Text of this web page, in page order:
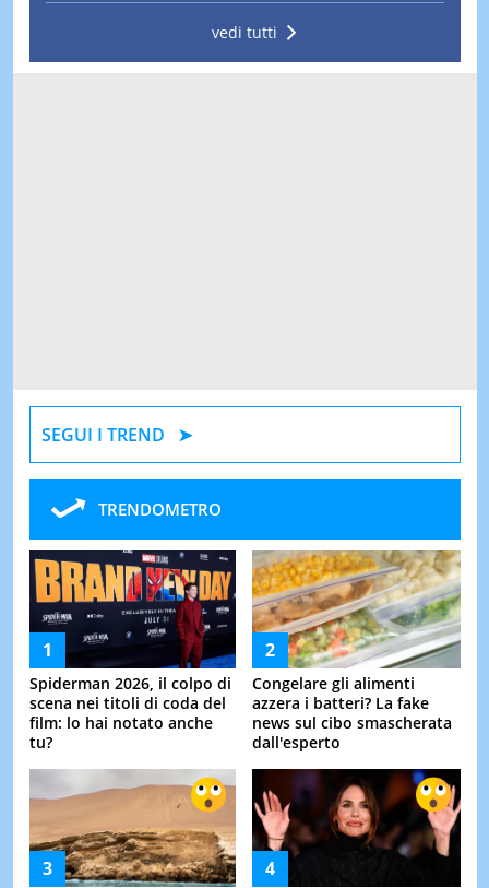
vedi tutti
SEGUI I TREND
TRENDOMETRO
Spiderman 2026, il colpo di
scena nei titoli di coda del
film: lo hai notato anche
tu?
Congelare gli alimenti
azzera i batteri? La fake
news sul cibo smascherata
dall'esperto